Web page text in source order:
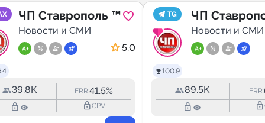
ЧП Ставрополь ™
Новости и СМИ
5.0
39.8K ERR:41.5%
lock_outline lock_outlineCPV
TG
100.9
ЧП
Новости и СМИ
89.5K ERR:
lock_outline lock_outline